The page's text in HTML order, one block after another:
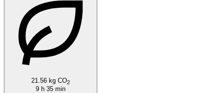
21.56 kg CO2
9 h 35 min